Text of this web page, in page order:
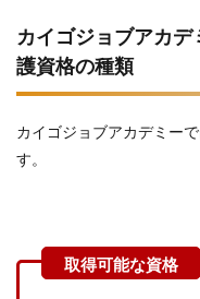
カイゴジョブアカ
護資格の種類
カイゴジョブアカデミー
す。